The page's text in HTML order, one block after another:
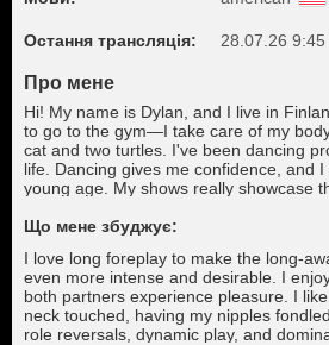
Остання трансляція: 28.07.26 9:45
Про мене
Hi! My name is Dylan, and I live in
to go to the gym—I take care of my
cat and two turtles. I've been dancing
life. Dancing gives me confidence, and
young age. My shows really showcase
nature. I also have a small tattoo on my
Що мене збуджує:
I love long foreplay to make the long-
even more intense and desirable. I
both partners experience pleasure. I
neck touched, having my nipples
role reversals, dynamic play, and